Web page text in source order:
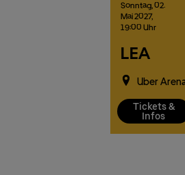
Sonntag,02.
Mai2027,
19:00 Uhr
LEA
Uber
Tickets &
Infos